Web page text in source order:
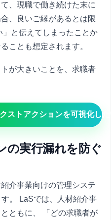
、現職で働き続けた末に
、良いご縁があるとは限
」と伝えてしまったことか
ことも想定されます。
が大きいことを、求職者
ストアクションを可視化し
の実行漏れを防ぐ
介事業向けの管理システ
。 LaSでは、人材紹介事
ともに、 「どの求職者が